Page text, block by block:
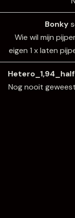
Bonky
Wie wil mijn
eigen 1 x laten
Nog nooit